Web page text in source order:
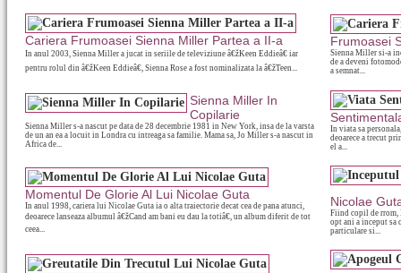
Cariera Frumoasei Sienna Miller Partea a II-a
In anul 2003, Sienna Miller a jucat in seriile de televiziune â€žKeen Eddieâ€ iar
pentru rolul din â€žKeen Eddieâ€, Sienna Rose a fost nominalizata la â€žTeen...
Frumoasei
Sienna Miller si-a
de a deveni
a semnat...
Sienna Miller In
Copilarie
Sienna Miller s-a nascut pe data de 28 decembrie 1981 in New York, insa de la varsta
de un an ea a locuit in Londra cu intreaga sa familie. Mama sa, Jo Miller s-a nascut in
Africa de...
In viata sa
deoarece a trecut
el a...
Momentul De Glorie Al Lui Nicolae Guta
In anul 1998, cariera lui Nicolae Guta ia o alta traiectorie decat cea de pana atunci,
deoarece lanseaza albumul â€žCand am bani eu dau la totiâ€, un album diferit de tot
ceea...
Nicolae
Fiind copil de rrom,
opt ani a inceput sa
particulare si...